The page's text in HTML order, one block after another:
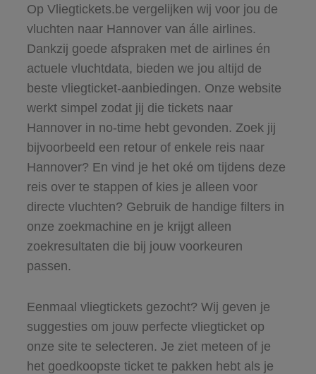
Op Vliegtickets.be vergelijken wij voor jou de
vluchten naar Hannover van álle airlines.
Dankzij goede afspraken met de airlines én
actuele vluchtdata, bieden we jou altijd de
beste vliegticket-aanbiedingen. Onze website
werkt simpel zodat jij die tickets naar
Hannover in no-time hebt gevonden. Zoek jij
bijvoorbeeld een retour of enkele reis naar
Hannover? En vind je het oké om tijdens deze
reis over te stappen of kies je alleen voor
directe vluchten? Gebruik de handige filters in
onze zoekmachine en je krijgt alleen
zoekresultaten die bij jouw voorkeuren
passen.
Eenmaal vliegtickets gezocht? Wij geven je
suggesties om jouw perfecte vliegticket op
onze site te selecteren. Je ziet meteen of je
het goedkoopste ticket te pakken hebt als je